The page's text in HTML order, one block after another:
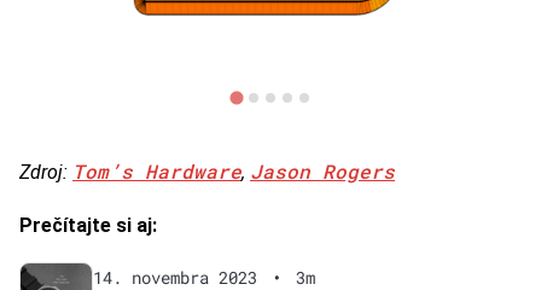
Zdroj: Tom’s Hardware, Jason Rogers
Prečítajte si aj:
14. novembra 2023 •
3m